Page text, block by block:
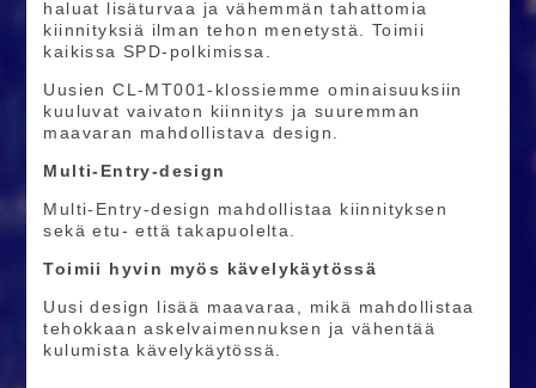
haluat lisäturvaa ja vähemmän tahattomia
kiinnityksiä ilman tehon menetystä. Toimii
kaikissa SPD-polkimissa.
Uusien CL-MT001-klossiemme ominaisuuksiin
kuuluvat vaivaton kiinnitys ja suuremman
maavaran mahdollistava design.
Multi-Entry-design
Multi-Entry-design mahdollistaa kiinnityksen
sekä etu- että takapuolelta.
Toimii hyvin myös kävelykäytössä
Uusi design lisää maavaraa, mikä mahdollistaa
tehokkaan askelvaimennuksen ja vähentää
kulumista kävelykäytössä.